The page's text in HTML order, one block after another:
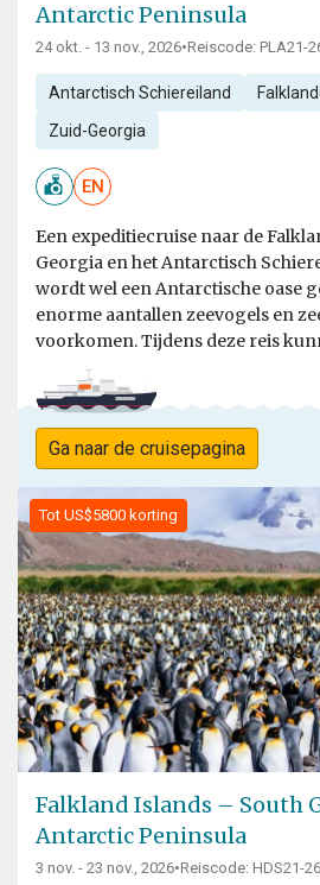
Antarctic Peninsula
24 okt. - 13 nov., 2026•Reiscode: PLA21-
Antarctisch Schiereiland
Zuid-Georgia
EN
Een expeditiecruise naar de
Georgia en het Antarctisch
wordt wel een Antarctische oase
enorme aantallen zeevogels en
voorkomen. Tijdens deze reis
Ga naar de cruisepagina
Tot US$5800 korting
Falkland Islands – South
Antarctic Peninsula
3 nov. - 23 nov., 2026•Reiscode: HDS21-26